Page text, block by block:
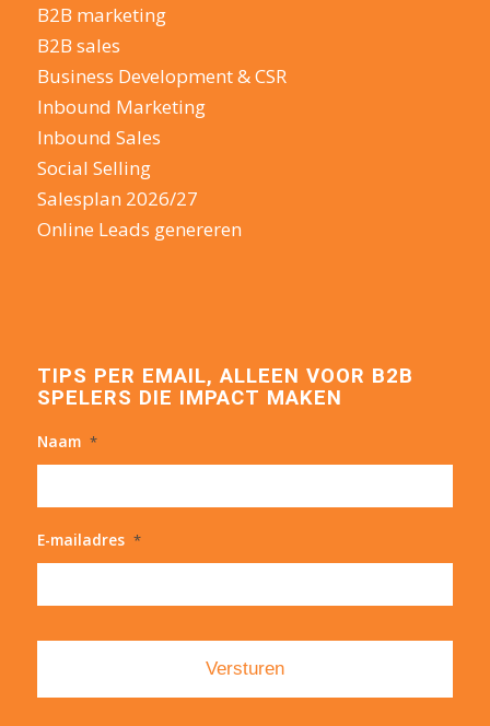
B2B marketing
B2B sales
Business Development & CSR
Inbound Marketing
Inbound Sales
Social Selling
Salesplan 2026/27
Online Leads genereren
TIPS PER EMAIL, ALLEEN VOOR B2B
SPELERS DIE IMPACT MAKEN
Naam *
E-mailadres *